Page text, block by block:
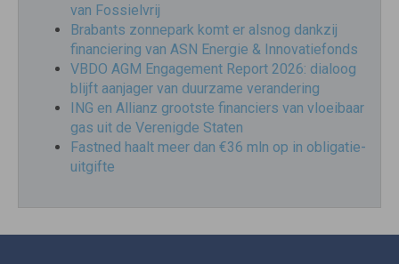
van Fossielvrij
Brabants zonnepark komt er alsnog dankzij
financiering van ASN Energie & Innovatiefonds
VBDO AGM Engagement Report 2026: dialoog
blijft aanjager van duurzame verandering
ING en Allianz grootste financiers van vloeibaar
gas uit de Verenigde Staten
Fastned haalt meer dan €36 mln op in obligatie-
uitgifte